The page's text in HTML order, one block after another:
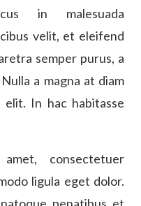
in malesuada
velit, et eleifend
semper purus, a
a magna at diam
In hac habitasse
consectetuer
ligula eget dolor.